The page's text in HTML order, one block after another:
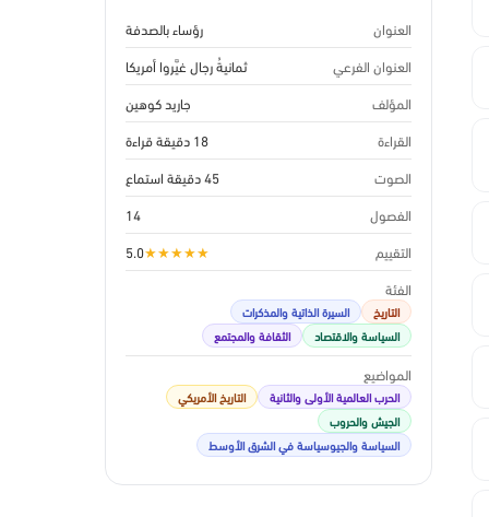
العنوان
رؤساء بالصدفة
العنوان الفرعي
ثمانيةُ رجال غيَّروا أمريكا
المؤلف
جاريد كوهين
القراءة
18 دقيقة قراءة
الصوت
45 دقيقة استماع
الفصول
14
التقييم
★
★
★
★
★
5.0
الفئة
التاريخ
السيرة الذاتية والمذكرات
السياسة والاقتصاد
الثقافة والمجتمع
المواضيع
الحرب العالمية الأولى والثانية
التاريخ الأمريكي
الجيش والحروب
السياسة والجيوسياسة في الشرق الأوسط